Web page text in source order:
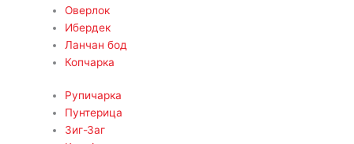
Оверлок
Ибердек
Ланчан бод
Копчарка
Рупичарка
Пунтерица
Зиг-Заг